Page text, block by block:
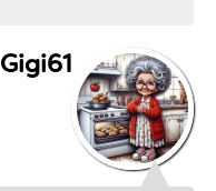
Gigi61